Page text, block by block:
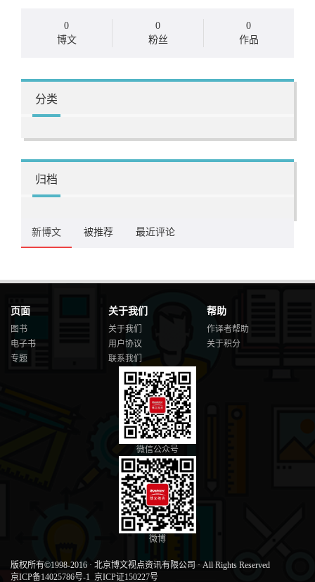
0
博文
0
粉丝
0
作品
分类
归档
新博文 被推荐 最近评论
页面
图书
电子书
专题
关于我们
关于我们
用户协议
联系我们
帮助
作译者帮助
关于积分
微信公众号
微博
版权所有©1998-2016 · 北京博文视点资讯有限公司 · All Rights Reserved
京ICP备14025786号-1 京ICP证150227号